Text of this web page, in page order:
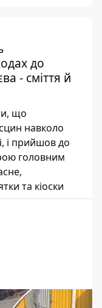
до
- сміття й
що
навколо
і прийшов до
головним
та кіоски